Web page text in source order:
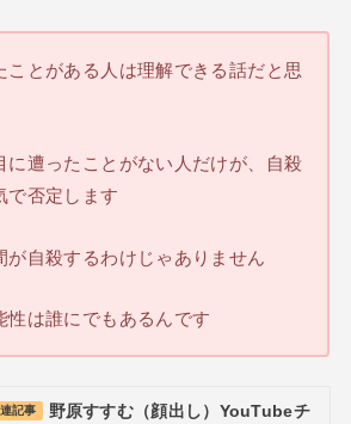
ことがある人は理解できる話だと思
に遭ったことがない人だけが、自殺
で否定します
が自殺するわけじゃありません
性は誰にでもあるんです
記事
野原すすむ（顔出し）YouTubeチ